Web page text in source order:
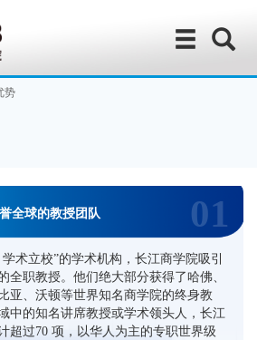
势
全球的教授团队 01
术立校”的学术机构，长江商学院吸引
全职教授。他们绝大部分获得了哈佛、
亚、沃顿等世界知名商学院的终身教
中的知名讲席教授或学术领头人，长江
超过70 项，以华人为主的专职世界级